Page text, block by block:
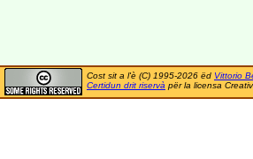
Cost sit a l'è (C) 1995-2026 ëd Vittorio
Certidun drit riservà për la licensa